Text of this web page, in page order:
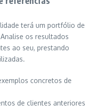
terá um portfólio de
os resultados
ao seu, prestando
concretos de
de clientes anteriores